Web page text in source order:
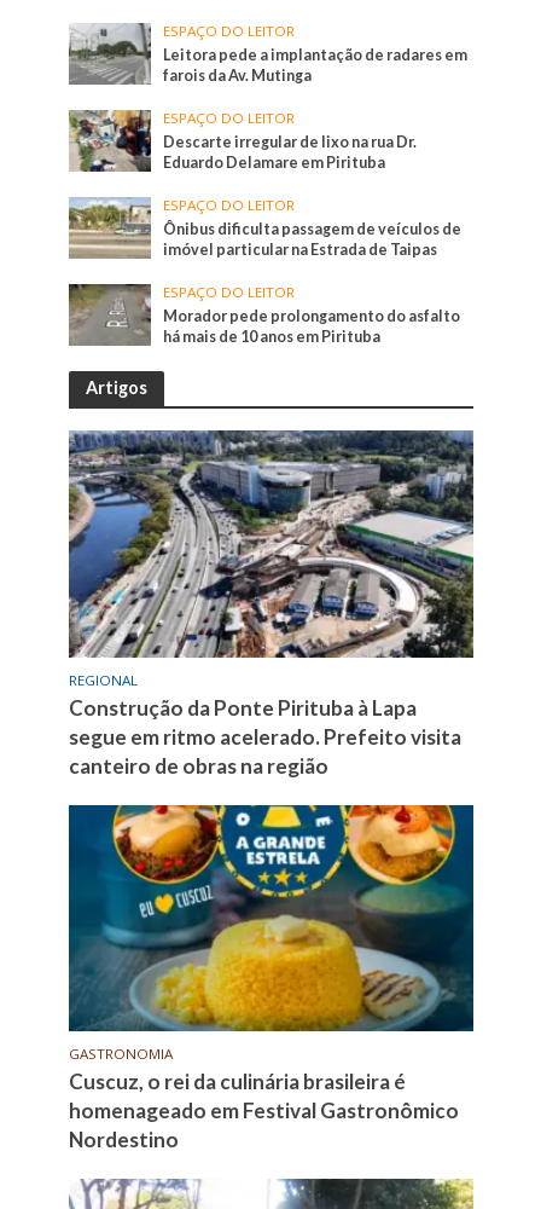
ESPAÇO DO LEITOR
Leitora pede a implantação de radares em
farois da Av. Mutinga
ESPAÇO DO LEITOR
Descarte irregular de lixo na rua Dr.
Eduardo Delamare em Pirituba
ESPAÇO DO LEITOR
Ônibus dificulta passagem de veículos de
imóvel particular na Estrada de Taipas
ESPAÇO DO LEITOR
Morador pede prolongamento do asfalto
há mais de 10 anos em Pirituba
Artigos
REGIONAL
Construção da Ponte Pirituba à Lapa
segue em ritmo acelerado. Prefeito visita
canteiro de obras na região
GASTRONOMIA
Cuscuz, o rei da culinária brasileira é
homenageado em Festival Gastronômico
Nordestino